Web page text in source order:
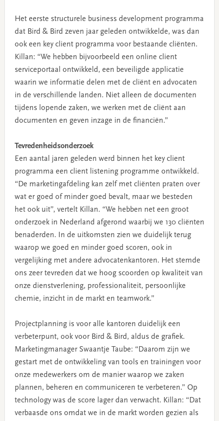
Het eerste structurele business development programma
dat Bird & Bird zeven jaar geleden ontwikkelde, was dan
ook een key client programma voor bestaande cliënten.
Killan: “We hebben bijvoorbeeld een online client
serviceportaal ontwikkeld, een beveiligde applicatie
waarin we informatie delen met de cliënt en advocaten
in de verschillende landen. Niet alleen de documenten
tijdens lopende zaken, we werken met de cliënt aan
documenten en geven inzage in de financiën.”
Tevredenheidsonderzoek
Een aantal jaren geleden werd binnen het key client
programma een client listening programme ontwikkeld.
“De marketingafdeling kan zelf met cliënten praten over
wat er goed of minder goed bevalt, maar we besteden
het ook uit”, vertelt Killan. “We hebben net een groot
onderzoek in Nederland afgerond waarbij we 130 cliënten
benaderden. In de uitkomsten zien we duidelijk terug
waarop we goed en minder goed scoren, ook in
vergelijking met andere advocatenkantoren. Het stemde
ons zeer tevreden dat we hoog scoorden op kwaliteit van
onze dienstverlening, professionaliteit, persoonlijke
chemie, inzicht in de markt en teamwork.”
Projectplanning is voor alle kantoren duidelijk een
verbeterpunt, ook voor Bird & Bird, aldus de grafiek.
Marketingmanager Swaantje Taube: “Daarom zijn we
gestart met de ontwikkeling van tools en trainingen voor
onze medewerkers om de manier waarop we zaken
plannen, beheren en communiceren te verbeteren.” Op
technology was de score lager dan verwacht. Killan: “Dat
verbaasde ons omdat we in de markt worden gezien als